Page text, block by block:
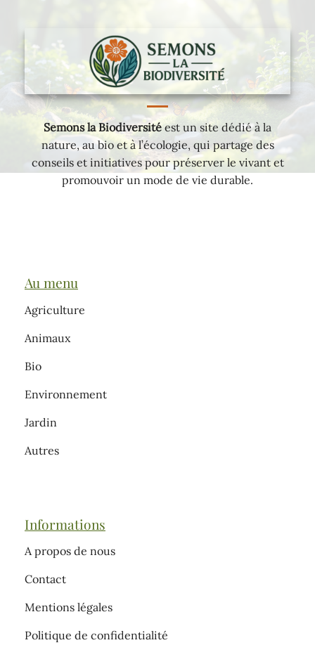
Semons la Biodiversité est un site dédié à la
nature, au bio et à l’écologie, qui partage des
conseils et initiatives pour préserver le vivant et
promouvoir un mode de vie durable.
Au menu
Agriculture
Animaux
Bio
Environnement
Jardin
Autres
Informations
A propos de nous
Contact
Mentions légales
Politique de confidentialité